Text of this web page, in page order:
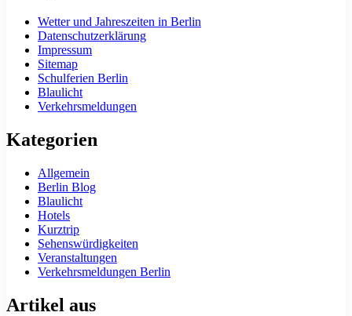
Wetter und Jahreszeiten in Berlin
Datenschutzerklärung
Impressum
Sitemap
Schulferien Berlin
Blaulicht
Verkehrsmeldungen
Kategorien
Allgemein
Berlin Blog
Blaulicht
Hotels
Kurztrip
Sehenswürdigkeiten
Veranstaltungen
Verkehrsmeldungen Berlin
Artikel aus